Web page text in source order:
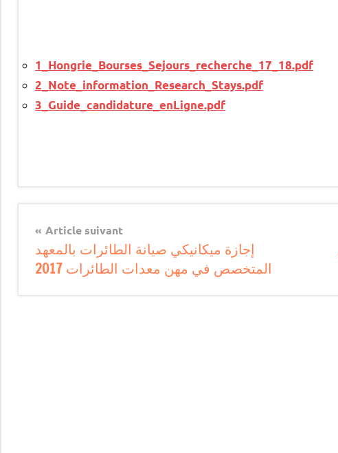
1_Hongrie_Bourses_Sejours_recherche_17_18.pdf
2_Note_information_Research_Stays.pdf
3_Guide_candidature_enLigne.pdf
Article suivant
إجازة ميكانيكي صيانة الطائرات بالمعهد
المتخصص في مهن معدات الطائرات 2017